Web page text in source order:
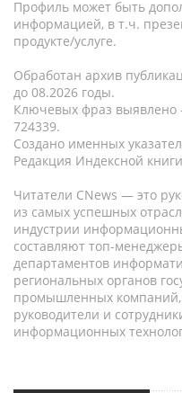
Профиль может быть
информацией, в т.ч.
продукте/услуге.
Обработан архив
до 08.2026 годы.
Ключевых фраз выявлено
724339.
Создано именных
Редакция Индексной
Читатели CNews — это
из самых успешных
индустрии
составляют топ-
департаментов
региональных органов
промышленных компаний,
руководители и
информационных